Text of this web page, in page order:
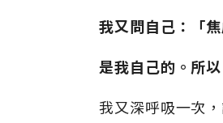
我又問自己：「
是我自己的。所
我又深呼吸一次